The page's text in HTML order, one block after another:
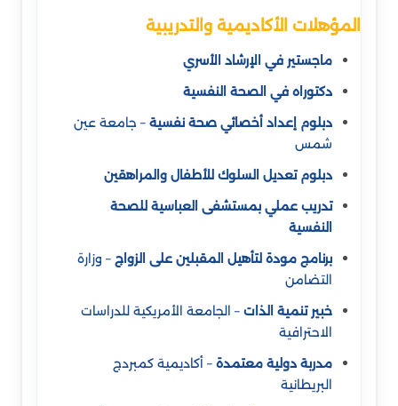
المؤهلات الأكاديمية والتدريبية
ماجستير في الإرشاد الأسري
دكتوراه في الصحة النفسية
دبلوم إعداد أخصائي صحة نفسية – جامعة عين
شمس
دبلوم تعديل السلوك للأطفال والمراهقين
تدريب عملي بمستشفى العباسية للصحة
النفسية
برنامج مودة لتأهيل المقبلين على الزواج – وزارة
التضامن
خبير تنمية الذات – الجامعة الأمريكية للدراسات
الاحترافية
مدربة دولية معتمدة – أكاديمية كمبردج
البريطانية